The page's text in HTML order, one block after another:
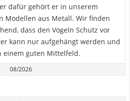
dafür gehört er in unserem
Modellen aus Metall. Wir finden
dass den Vögeln Schutz vor
kann nur aufgehängt werden und
einem guten Mittelfeld.
08/2026